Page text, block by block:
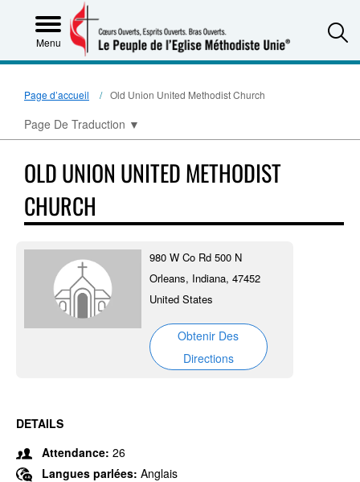
Menu
Page d’accueil Old Union United Methodist Church
Page De Traduction ▼
OLD UNION UNITED METHODIST
CHURCH
980 W Co Rd 500 N
Orleans, Indiana, 47452
United States
Obtenir Des
Directions
DETAILS
Attendance: 26
Langues parlées: Anglais